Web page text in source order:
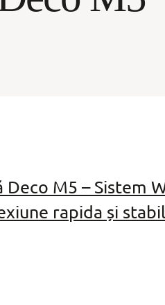
Deco M5 – Sistem
rapida și